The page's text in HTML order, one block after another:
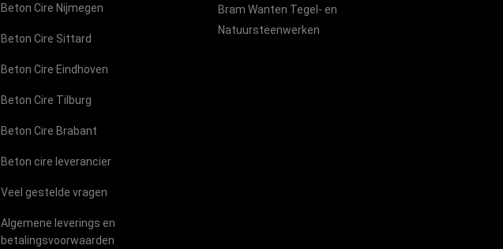
Beton Cire Nijmegen
Beton Cire Sittard
Beton Cire Eindhoven
Beton Cire Tilburg
Beton Cire Brabant
Beton cire leverancier
Veel gestelde vragen
Algemene leverings en
betalingsvoorwaarden
Bram Wanten Tegel- en
Natuursteenwerken